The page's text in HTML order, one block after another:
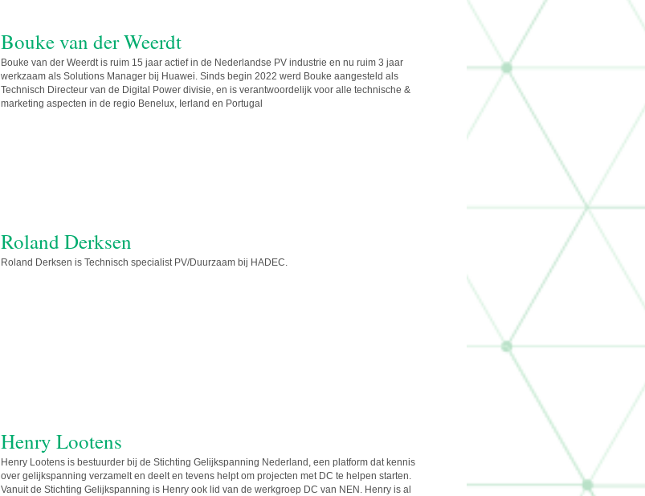
Bouke van der Weerdt
Bouke van der Weerdt is ruim 15 jaar actief in de Nederlandse PV industrie en nu ruim 3 jaar
werkzaam als Solutions Manager bij Huawei. Sinds begin 2022 werd Bouke aangesteld als
Technisch Directeur van de Digital Power divisie, en is verantwoordelijk voor alle technische &
marketing aspecten in de regio Benelux, Ierland en Portugal
Roland Derksen
Roland Derksen is Technisch specialist PV/Duurzaam bij HADEC.
Henry Lootens
Henry Lootens is bestuurder bij de Stichting Gelijkspanning Nederland, een platform dat kennis
over gelijkspanning verzamelt en deelt en tevens helpt om projecten met DC te helpen starten.
Vanuit de Stichting Gelijkspanning is Henry ook lid van de werkgroep DC van NEN. Henry is al